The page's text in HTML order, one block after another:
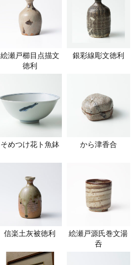
絵瀬戸櫛目点描文
徳利
銀彩線彫文徳利
そめつけ花ト魚鉢 から津香合
信楽土灰被徳利
絵瀬戸源氏巻文湯
呑